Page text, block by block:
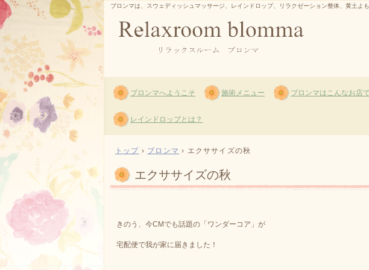
ブロンマは、スウェディッシュマッサージ、レインドロップ、リラクゼーション整体、黄土
ブロンマへようこそ 施術メニュー ブロンマはこんなお店
レインドロップとは？
トップ › ブロンマ › エクササイズの秋
エクササイズの秋
きのう、今CMでも話題の「ワンダーコア」が
宅配便で我が家に届きました！